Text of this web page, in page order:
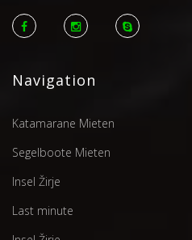
Navigation
Katamarane Mieten
Segelboote Mieten
Insel Žirje
Last minute